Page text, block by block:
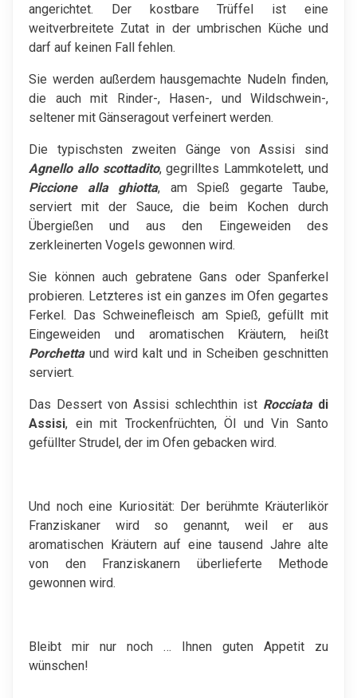
angerichtet. Der kostbare Trüffel ist eine
weitverbreitete Zutat in der umbrischen Küche und
darf auf keinen Fall fehlen.
Sie werden außerdem hausgemachte Nudeln finden,
die auch mit Rinder-, Hasen-, und Wildschwein-,
seltener mit Gänseragout verfeinert werden.
Die typischsten zweiten Gänge von Assisi sind
Agnello allo scottadito, gegrilltes Lammkotelett, und
Piccione alla ghiotta, am Spieß gegarte Taube,
serviert mit der Sauce, die beim Kochen durch
Übergießen und aus den Eingeweiden des
zerkleinerten Vogels gewonnen wird.
Sie können auch gebratene Gans oder Spanferkel
probieren. Letzteres ist ein ganzes im Ofen gegartes
Ferkel. Das Schweinefleisch am Spieß, gefüllt mit
Eingeweiden und aromatischen Kräutern, heißt
Porchettaund wird kalt und in Scheiben geschnitten
serviert.
Das Dessert von Assisi schlechthin ist Rocciatadi
Assisi, ein mit Trockenfrüchten, Öl und Vin Santo
gefüllter Strudel, der im Ofen gebacken wird.
Und noch eine Kuriosität: Der berühmte Kräuterlikör
Franziskaner wird so genannt, weil er aus
aromatischen Kräutern auf eine tausend Jahre alte
von den Franziskanern überlieferte Methode
gewonnen wird.
Bleibt mir nur noch … Ihnen guten Appetit zu
wünschen!